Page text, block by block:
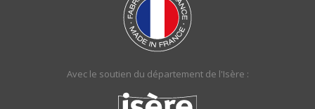
Avec le soutien du département de l'Isère :